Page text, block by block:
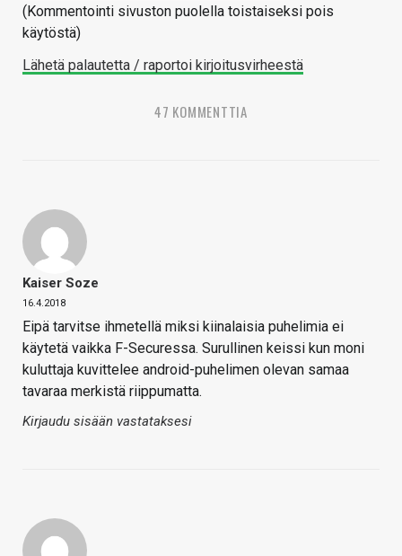
(Kommentointi sivuston puolella toistaiseksi pois
käytöstä)
Lähetä palautetta / raportoi kirjoitusvirheestä
47 KOMMENTTIA
Kaiser Soze
16.4.2018
Eipä tarvitse ihmetellä miksi kiinalaisia puhelimia ei
käytetä vaikka F-Securessa. Surullinen keissi kun moni
kuluttaja kuvittelee android-puhelimen olevan samaa
tavaraa merkistä riippumatta.
Kirjaudu sisään vastataksesi